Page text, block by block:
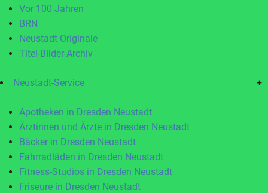
Vor 100 Jahren
BRN
Neustadt Originale
Titel-Bilder-Archiv
Neustadt-Service +
Apotheken in Dresden Neustadt
Ärztinnen und Ärzte in Dresden Neustadt
Bäcker in Dresden Neustadt
Fahrradläden in Dresden Neustadt
Fitness-Studios in Dresden Neustadt
Friseure in Dresden Neustadt